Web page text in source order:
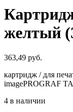
желтый
363,49 руб.
картридж / для
imagePROGRAF
4 в наличии